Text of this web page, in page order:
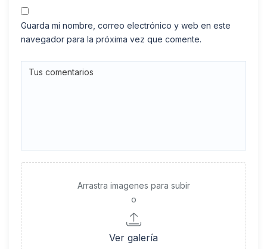
Guarda mi nombre, correo electrónico y web en este
navegador para la próxima vez que comente.
Arrastra imagenes para subir
o
Ver galería